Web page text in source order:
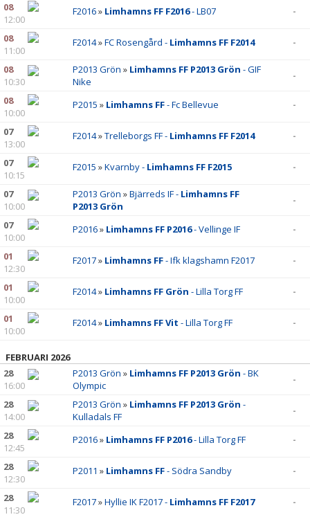
08
12:00
F2016» Limhamns FF F2016- LB07 -
08
11:00
F2014»FC Rosengård - Limhamns FF F2014 -
08
10:30
P2013 Grön » Limhamns FF P2013 Grön - GIF
Nike
-
08
10:00
P2015 » Limhamns FF- Fc Bellevue -
07
13:00
F2014»Trelleborgs FF - Limhamns FF F2014 -
07
10:15
F2015 »Kvarnby - Limhamns FF F2015 -
07
10:00
P2013 Grön »Bjärreds IF - Limhamns FF
P2013 Grön
-
07
10:00
P2016» Limhamns FF P2016- Vellinge IF -
01
12:30
F2017» Limhamns FF- Ifk klagshamn F2017 -
01
10:00
F2014» Limhamns FF Grön - Lilla Torg FF -
01
10:00
F2014» Limhamns FF Vit - Lilla Torg FF -
FEBRUARI 2026
28
16:00
P2013 Grön » Limhamns FF P2013 Grön - BK
Olympic
-
28
14:00
P2013 Grön » Limhamns FF P2013 Grön -
Kulladals FF
-
28
12:45
P2016» Limhamns FF P2016- Lilla Torg FF -
28
12:30
P2011 » Limhamns FF- Södra Sandby -
28
11:30
F2017»Hyllie IK F2017 - Limhamns FF F2017 -